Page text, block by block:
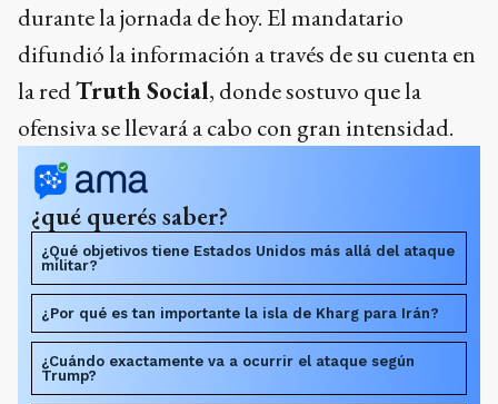
durante la jornada de hoy. El mandatario
difundió la información a través de su cuenta en
la redTruth Social, donde sostuvo que la
ofensiva se llevará a cabo con gran intensidad.
¿qué querés saber?
¿Qué objetivos tiene Estados Unidos más allá del ataque
militar?
¿Por qué es tan importante la isla de Kharg para Irán?
¿Cuándo exactamente va a ocurrir el ataque según
Trump?